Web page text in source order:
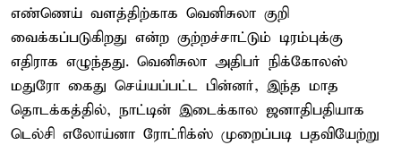
எண்ணெய் வளத்திற்காக வெனிசுலா குறி
வைக்கப்படுகிறது என்ற குற்றச்சாட்டும் டிரம்புக்கு
எதிராக எழுந்தது. வெனிசுலா அதிபர் நிக்கோலஸ்
மதுரோ கைது செய்யப்பட்ட பின்னர், இந்த மாத
தொடக்கத்தில், நாட்டின் இடைக்கால ஜனாதிபதியாக
டெல்சி எலோய்னா ரோட்ரிக்ஸ் முறைப்படி பதவியேற்று